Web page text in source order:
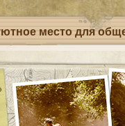
место для